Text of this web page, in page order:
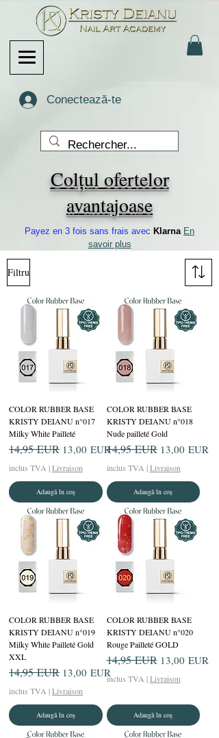
Conectează-te
Colțul ofertelor
avantajoase
Payez en 3 fois sans frais avec Klarna En
savoir plus
Filtru
COLOR RUBBER BASE
KRISTY DEIANU n°017
Milky White Pailleté
Preț normal
14,95 EUR Preț redus
13,00 EUR
inclus TVA |Livraison
Adaugă în coș
COLOR RUBBER BASE
KRISTY DEIANU n°018
Nude pailleté Gold
Preț normal
14,95 EUR Preț redus
13,00 EUR
inclus TVA |Livraison
Adaugă în coș
COLOR RUBBER BASE
KRISTY DEIANU n°019
Milky White Pailleté Gold
XXL
Preț normal
14,95 EUR Preț redus
13,00 EUR
inclus TVA |Livraison
Adaugă în coș
COLOR RUBBER BASE
KRISTY DEIANU n°020
Rouge Pailleté GOLD
Preț normal
14,95 EUR Preț redus
13,00 EUR
inclus TVA |Livraison
Adaugă în coș